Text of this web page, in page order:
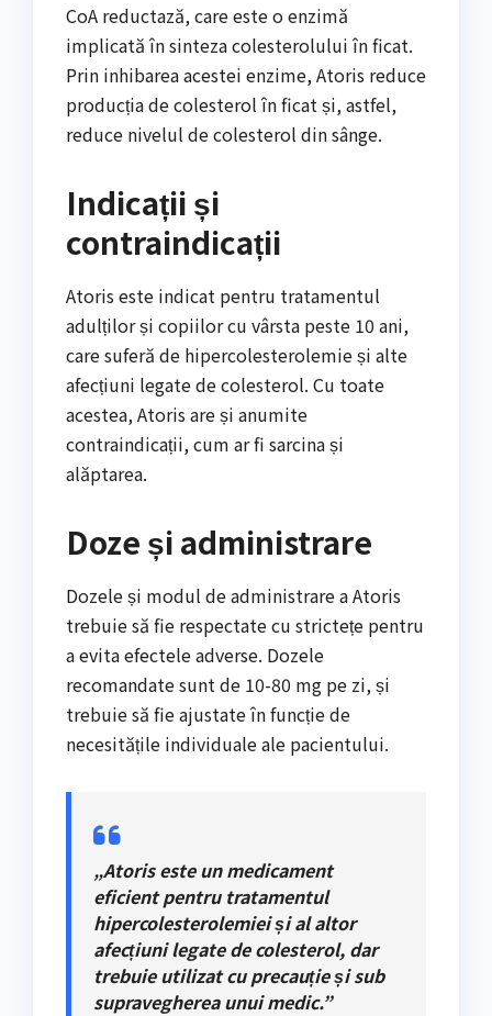
CoA reductază, care este o enzimă
implicată în sinteza colesterolului în ficat.
Prin inhibarea acestei enzime, Atoris reduce
producția de colesterol în ficat și, astfel,
reduce nivelul de colesterol din sânge.
Indicații și
contraindicații
Atoris este indicat pentru tratamentul
adulților și copiilor cu vârsta peste 10 ani,
care suferă de hipercolesterolemie și alte
afecțiuni legate de colesterol. Cu toate
acestea, Atoris are și anumite
contraindicații, cum ar fi sarcina și
alăptarea.
Doze și administrare
Dozele și modul de administrare a Atoris
trebuie să fie respectate cu strictețe pentru
a evita efectele adverse. Dozele
recomandate sunt de 10-80 mg pe zi, și
trebuie să fie ajustate în funcție de
necesitățile individuale ale pacientului.
„Atoris este un medicament
eficient pentru tratamentul
hipercolesterolemiei și al altor
afecțiuni legate de colesterol, dar
trebuie utilizat cu precauție și sub
supravegherea unui medic.”